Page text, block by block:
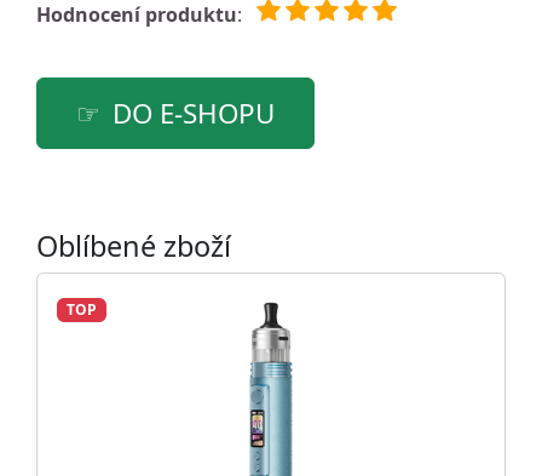
Hodnocení produktu:
DO E-SHOPU
Oblíbené zboží
TOP